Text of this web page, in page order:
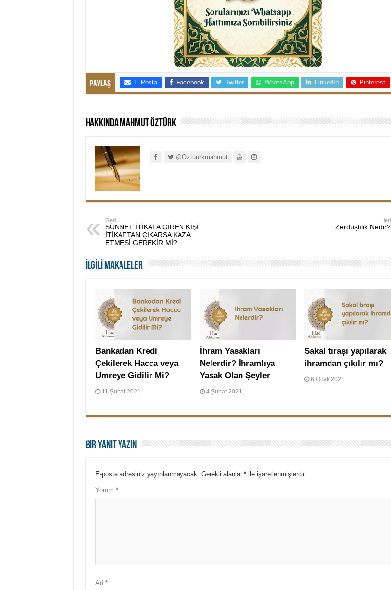
Paylaş E-Posta Facebook Twitter WhatsApp LinkedIn Pinterest
Hakkında Mahmut Öztürk
@Oztuurkmahmut
Geri
SÜNNET İTİKAFA GİREN KİŞİ
İTİKAFTAN ÇIKARSA KAZA
ETMESİ GEREKİR Mİ?
İleri
Zerdüştîlik Nedir?
İLGİLİ MAKALELER
Bankadan Kredi
Çekilerek Hacca veya
Umreye Gidilir Mi?
11 Şubat 2021
İhram Yasakları
Nelerdir? İhramlıya
Yasak Olan Şeyler
4 Şubat 2021
Sakal tıraşı yapılarak
ihramdan çıkılır mı?
6 Ocak 2021
Bir yanıt yazın
E-posta adresiniz yayınlanmayacak. Gerekli alanlar *ile işaretlenmişlerdir
Yorum *
Ad *